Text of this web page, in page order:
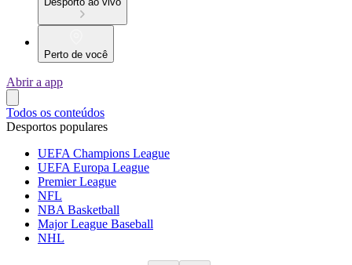
Perto de você
Abrir a app
Todos os conteúdos
Desportos populares
UEFA Champions League
UEFA Europa League
Premier League
NFL
NBA Basketball
Major League Baseball
NHL